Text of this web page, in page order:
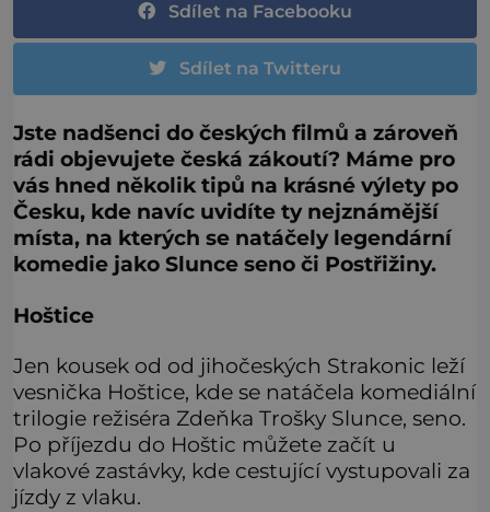
Sdílet na Facebooku
Sdílet na Twitteru
Jste nadšenci do českých filmů a zároveň
rádi objevujete česká zákoutí? Máme pro
vás hned několik tipů na krásné výlety po
Česku, kde navíc uvidíte ty nejznámější
místa, na kterých se natáčely legendární
komedie jako Slunce seno či Postřižiny.
Hoštice
Jen kousek od od jihočeských Strakonic leží
vesnička Hoštice, kde se natáčela komediální
trilogie režiséra Zdeňka Trošky Slunce, seno.
Po příjezdu do Hoštic můžete začít u
vlakové zastávky, kde cestující vystupovali za
jízdy z vlaku.